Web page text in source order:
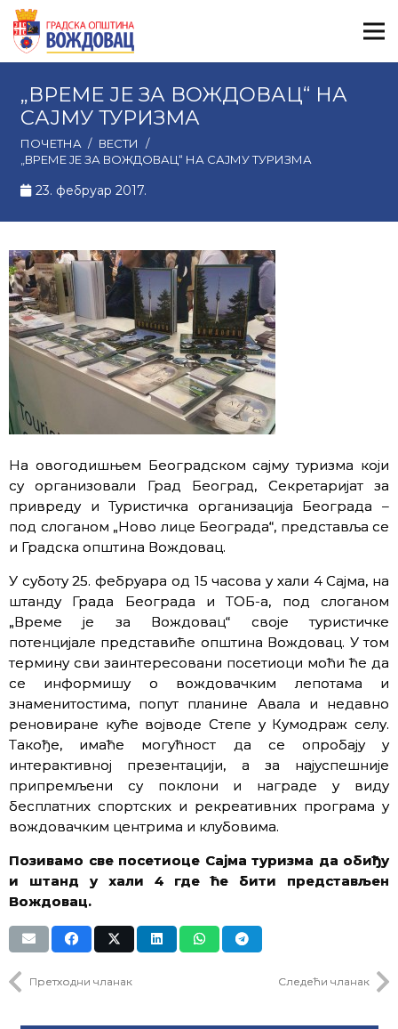
„ВРЕМЕ ЈЕ ЗА ВОЖДОВАЦ“ НА
САЈМУ ТУРИЗМА
ПОЧЕТНА / ВЕСТИ
/
„ВРЕМЕ ЈЕ ЗА ВОЖДОВАЦ“ НА САЈМУ ТУРИЗМА
23. фебруар 2017.
На овогодишњем Београдском сајму туризма који
су организовали Град Београд, Секретаријат за
привреду и Туристичка организација Београда –
под слоганом „Ново лице Београда“, представља се
и Градска општина Вождовац.
У суботу 25. фебруара од 15 часова у хали 4 Сајма, на
штанду Града Београда и ТОБ-а, под слоганом
„Време је за Вождовац“ своје туристичке
потенцијале представиће општина Вождовац. У том
термину сви заинтересовани посетиоци моћи ће да
се информишу о вождовачким лепотама и
знаменитостима, попут планине Авала и недавно
реновиране куће војводе Степе у Кумодраж селу.
Такође, имаће могућност да се опробају у
интерактивној презентацији, а за најуспешније
припремљени су поклони и награде у виду
бесплатних спортских и рекреативних програма у
вождовачким центрима и клубовима.
Позивамо све посетиоце Сајма туризма да обиђу
и штанд у хали 4 где ће бити представљен
Вождовац.
Претходни чланак Следећи чланак